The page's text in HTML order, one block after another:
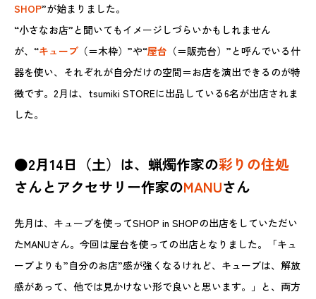
SHOP”が始まりました。
“小さなお店”と聞いてもイメージしづらいかもしれません
が、“キューブ （＝木枠）”や“屋台 （＝販売台）”と呼んでいる什
器を使い、それぞれが自分だけの空間＝お店を演出できるのが特
徴です。2月は、tsumiki STOREに出品している6名が出店されま
した。
●2月14日（土）は、蝋燭作家の彩りの住処
さんとアクセサリー作家のMANUさん
先月は、キューブを使ってSHOP in SHOPの出店をしていただい
たMANUさん。今回は屋台を使っての出店となりました。「キュ
ーブよりも”自分のお店”感が強くなるけれど、キューブは、解放
感があって、他では見かけない形で良いと思います。」と、両方